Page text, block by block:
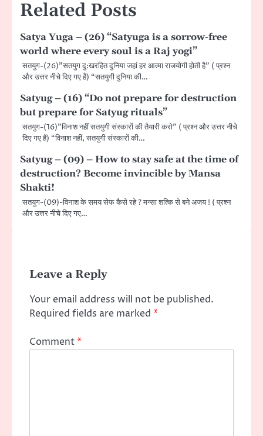
Related Posts
Satya Yuga – (26) “Satyuga is a sorrow-free
world where every soul is a Raj yogi”
सतयुग-(26)”सतयुग दु:खरहित दुनिया जहां हर आत्मा राजयोगी होती है” ( प्रश्न
और उत्तर नीचे दिए गए हैं) “सतयुगी दुनिया की…
Satyug – (16) “Do not prepare for destruction
but prepare for Satyug rituals”
सतयुग-(16)”विनाश नहीं सतयुगी संस्कारों की तैयारी करो” ( प्रश्न और उत्तर नीचे
दिए गए हैं) “विनाश नहीं, सतयुगी संस्कारों की…
Satyug – (09) – How to stay safe at the time of
destruction? Become invincible by Mansa
Shakti!
सतयुग-(09)-विनाश के समय सेफ कैसे रहे ? मन्सा शत्कि से बने अजय ! ( प्रश्न
और उत्तर नीचे दिए गए…
Leave a Reply
Your email address will not be published.
Required fields are marked *
Comment*